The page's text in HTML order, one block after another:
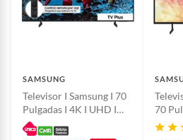
Tamaño de la pantalla 70
Cantidad de puertos
HDMI
2
SAMSUNG
Televisor I Samsung I 70
Pulgadas I 4K I UHD I
UN70U8500HKXZL
70
UHD